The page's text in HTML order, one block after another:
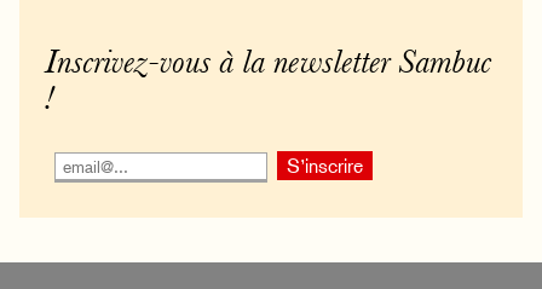
Inscrivez-vous à la newsletter Sambuc
!